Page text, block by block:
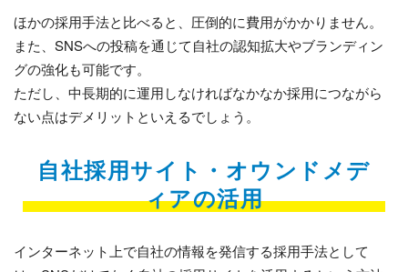
ほかの採用手法と比べると、圧倒的に費用がかかりません。
また、SNSへの投稿を通じて自社の認知拡大やブランディン
グの強化も可能です。
ただし、中長期的に運用しなければなかなか採用につながら
ない点はデメリットといえるでしょう。
自社採用サイト・オウンドメデ
ィアの活用
インターネット上で自社の情報を発信する採用手法として